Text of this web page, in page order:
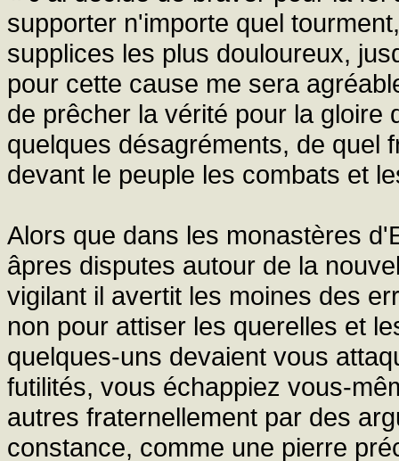
supporter n'importe quel
supplices les plus douloureux,
pour cette cause me sera
de prêcher la vérité pour la gloire
quelques désagréments, de quel
devant le peuple les combats et
Alors que dans les monastères
âpres disputes autour de la
vigilant il avertit les moines des
non pour attiser les querelles et
quelques-uns devaient vous
futilités, vous échappiez vous-
autres fraternellement par des
constance, comme une pierre